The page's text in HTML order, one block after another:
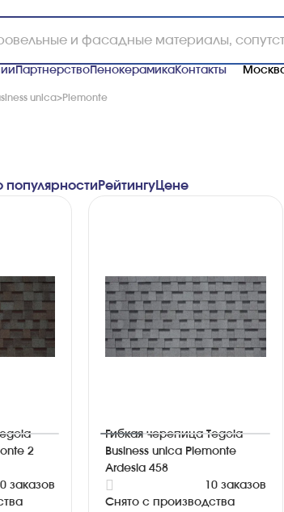
ПартнерствоПенокерамикаКонтакты
unica>Piemonte
популярности РейтингуЦенe
2
заказов
Гибкая черепица Tegola
Business unica Piemonte
Ardesia 458
10 заказов
Снято с производства